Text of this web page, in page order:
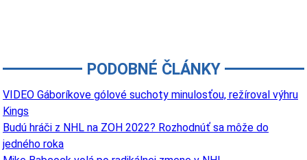
PODOBNÉ ČLÁNKY
VIDEO Gáboríkove gólové suchoty minulosťou, režíroval výhru
Kings
Budú hráči z NHL na ZOH 2022? Rozhodnúť sa môže do
jedného roka